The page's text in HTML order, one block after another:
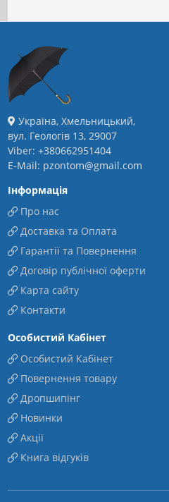
Україна, Хмельницький,
вул. Геологів 13, 29007
Viber: +380662951404
E-Mail: pzontom@gmail.com
Інформація
Про нас
Доставка та Оплата
Гарантії та Повернення
Договір публічної оферти
Карта сайту
Контакти
Особистий Кабінет
Особистий Кабінет
Повернення товару
Дропшипінг
Новинки
Акції
Книга відгуків